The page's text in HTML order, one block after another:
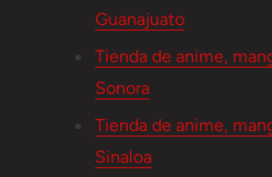
Guanajuato
Tienda de anime,
Sonora
Tienda de anime,
Sinaloa